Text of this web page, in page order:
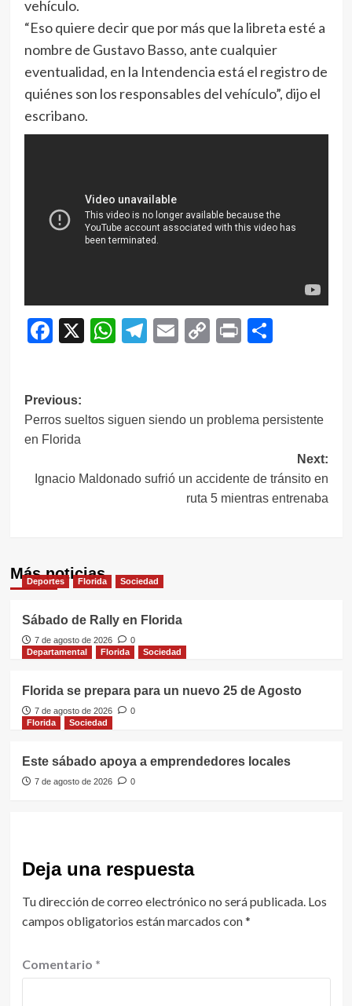
vehículo.
“Eso quiere decir que por más que la libreta esté a
nombre de Gustavo Basso, ante cualquier
eventualidad, en la Intendencia está el registro de
quiénes son los responsables del vehículo”, dijo el
escribano.
Facebook
X WhatsApp
Telegram
EmailCopy
Print
Navegación
de
Previous:
Perros sueltos siguen siendo un problema persistente
en Florida
Next:
Ignacio Maldonado sufrió un accidente de tránsito en
ruta 5 mientras entrenaba
Más noticias
Deportes Florida Sociedad
Sábado de Rally en Florida
7 de agosto de 2026
0
Departamental
Florida Sociedad
Florida se prepara para un nuevo 25 de Agosto
7 de agosto de 2026
0
Florida
Sociedad
Este sábado apoya a emprendedores locales
7 de agosto de 2026 0
Deja una respuesta
Tu dirección de correo electrónico no será publicada. Los
campos obligatorios están marcados con*
Comentario *